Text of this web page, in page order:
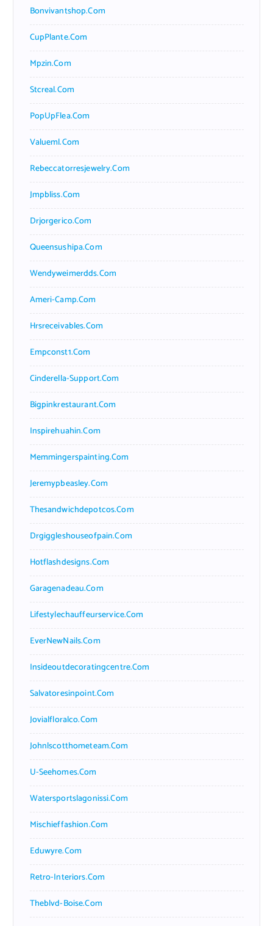
Bonvivantshop.com
CupPlante.com
Mpzin.com
Stcreal.com
PopUpFlea.com
Valueml.com
Rebeccatorresjewelry.com
Jmpbliss.com
Drjorgerico.com
Queensushipa.com
Wendyweimerdds.com
Ameri-Camp.com
Hrsreceivables.com
Empconst1.com
Cinderella-Support.com
Bigpinkrestaurant.com
Inspirehuahin.com
Memmingerspainting.com
Jeremypbeasley.com
Thesandwichdepotcos.com
Drgiggleshouseofpain.com
Hotflashdesigns.com
Garagenadeau.com
Lifestylechauffeurservice.com
EverNewNails.com
Insideoutdecoratingcentre.com
Salvatoresinpoint.com
Jovialfloralco.com
Johnlscotthometeam.com
U-Seehomes.com
Watersportslagonissi.com
Mischieffashion.com
Eduwyre.com
Retro-Interiors.com
Theblvd-Boise.com